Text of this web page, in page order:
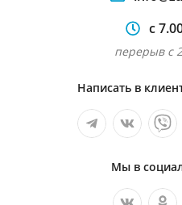
с
перерыв с
Написать в
Мы в